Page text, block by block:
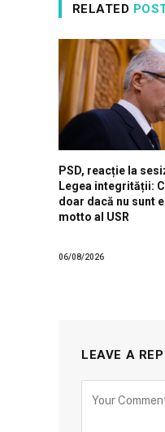
RELATED
PSD, reacție la
Legea integrității:
doar dacă nu sunt
motto al USR
06/08/2026
LEAVE A